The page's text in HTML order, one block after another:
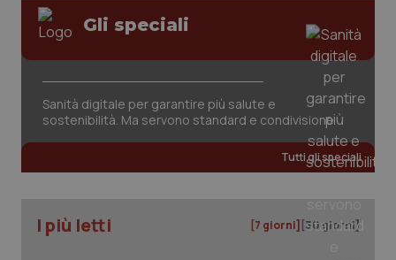
Gli speciali
Sanità digitale per garantire più salute e
sostenibilità. Ma servono standard e condivisione
Tutti gli speciali
I più letti [7 giorni] [30 giorni]